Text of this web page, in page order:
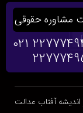
آفتاب عدالت
مشاوره حقوقی
021